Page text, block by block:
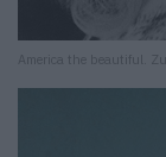
America the beautiful.